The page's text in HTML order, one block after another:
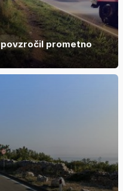
povzročil prometno